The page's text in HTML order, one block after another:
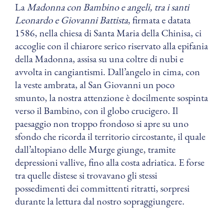
LaMadonna con Bambino e angeli, tra i santi
Leonardo e Giovanni Battista, firmata e datata
1586, nella chiesa di Santa Maria della Chinisa, ci
accoglie con il chiarore serico riservato alla epifania
della Madonna, assisa su una coltre di nubi e
avvolta in cangiantismi. Dall’angelo in cima, con
la veste ambrata, al San Giovanni un poco
smunto, la nostra attenzione è docilmente sospinta
verso il Bambino, con il globo crucigero. Il
paesaggio non troppo frondoso si apre su uno
sfondo che ricorda il territorio circostante, il quale
dall’altopiano delle Murge giunge, tramite
depressioni vallive, fino alla costa adriatica. E forse
tra quelle distese si trovavano gli stessi
possedimenti dei committenti ritratti, sorpresi
durante la lettura dal nostro sopraggiungere.